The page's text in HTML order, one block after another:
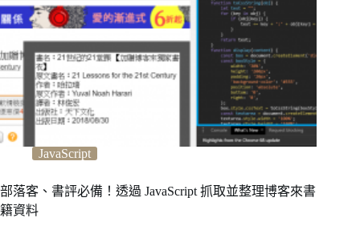
JavaScript
部落客、書評必備！透過 JavaScript 抓取並整理博客來書
籍資料